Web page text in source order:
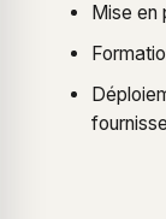
Mise